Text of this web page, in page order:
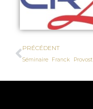
PRÉCÉDENT
Séminaire Franck Provost